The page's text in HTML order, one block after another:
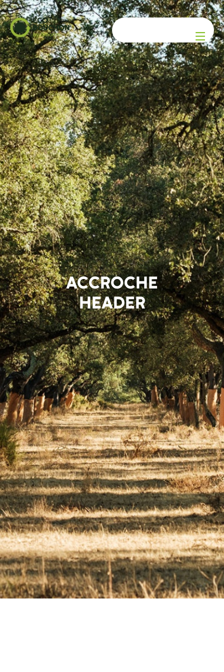
ACCROCHE
HEADER